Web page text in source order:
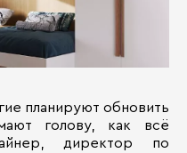
планируют обновить
голову, как всё
директор по